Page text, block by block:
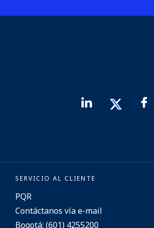
SERVICIO AL CLIENTE
PQR
Contáctanos vía e-mail
Bogotá: (601) 4255200